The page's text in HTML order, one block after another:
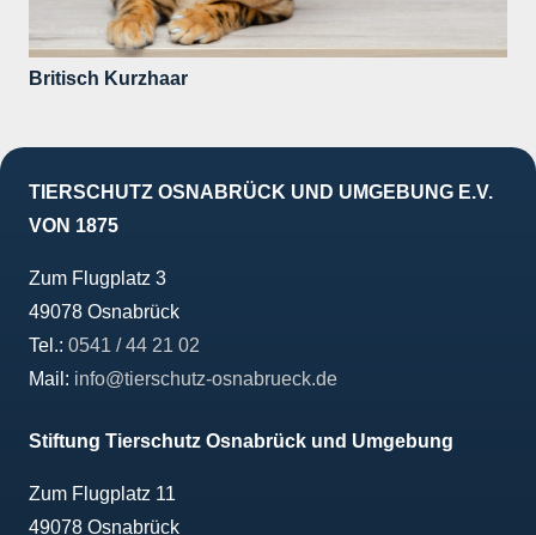
Britisch Kurzhaar
TIERSCHUTZ OSNABRÜCK UND UMGEBUNG E.V.
VON 1875
Zum Flugplatz 3
49078 Osnabrück
Tel.: 0541 / 44 21 02
Mail: info@tierschutz-osnabrueck.de
Stiftung Tierschutz Osnabrück und Umgebung
Zum Flugplatz 11
49078 Osnabrück